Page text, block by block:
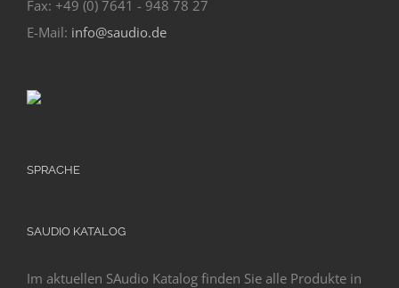
Fax: +49 (0) 7641 - 948 78 27
E-Mail: info@saudio.de
SPRACHE
SAUDIO KATALOG
Im aktuellen SAudio Katalog finden Sie alle Produkte in